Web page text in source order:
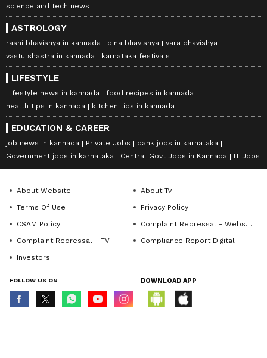
science and tech news
ASTROLOGY
rashi bhavishya in kannada dina bhavishya
vara bhavishya
vastu shastra in kannada
karnataka festivals
LIFESTYLE
Lifestyle news in kannada
food recipes in kannada
health tips in kannada
kitchen tips in kannada
EDUCATION & CAREER
job news in kannada Private Jobs
bank jobs in karnataka
Government jobs in karnataka
Central Govt Jobs in Kannada IT Jobs
About Website
About Tv
Terms Of Use
Privacy Policy
CSAM Policy
Complaint Redressal - Website
Complaint Redressal - TV
Compliance Report Digital
Investors
FOLLOW US ON DOWNLOAD APP